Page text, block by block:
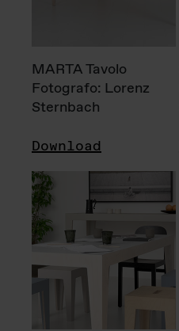
MARTA Tavolo
Fotografo: Lorenz
Sternbach
Download